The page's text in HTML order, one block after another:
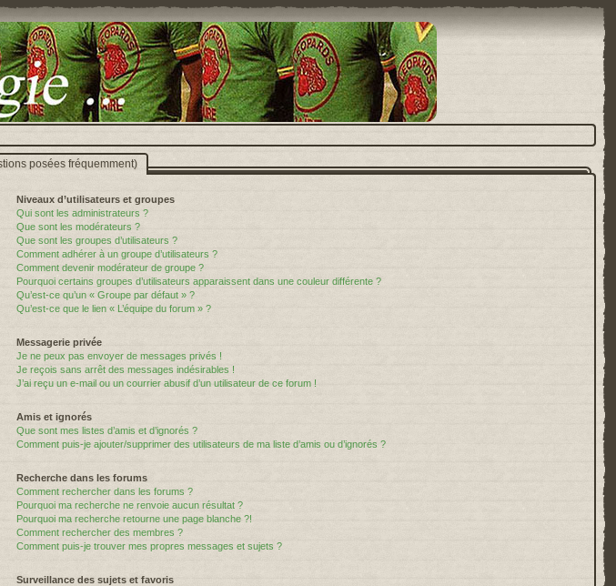
posées fréquemment)
Niveaux d’utilisateurs et groupes
Qui sont les administrateurs ?
Que sont les modérateurs ?
Que sont les groupes d’utilisateurs ?
Comment adhérer à un groupe d’utilisateurs ?
Comment devenir modérateur de groupe ?
Pourquoi certains groupes d’utilisateurs apparaissent dans une couleur différente ?
Qu’est-ce qu’un « Groupe par défaut » ?
Qu’est-ce que le lien « L’équipe du forum » ?
Messagerie privée
Je ne peux pas envoyer de messages privés !
Je reçois sans arrêt des messages indésirables !
J’ai reçu un e-mail ou un courrier abusif d’un utilisateur de ce forum !
Amis et ignorés
Que sont mes listes d’amis et d’ignorés ?
Comment puis-je ajouter/supprimer des utilisateurs de ma liste d’amis ou d’ignorés ?
Recherche dans les forums
Comment rechercher dans les forums ?
Pourquoi ma recherche ne renvoie aucun résultat ?
Pourquoi ma recherche retourne une page blanche ?!
Comment rechercher des membres ?
Comment puis-je trouver mes propres messages et sujets ?
Surveillance des sujets et favoris